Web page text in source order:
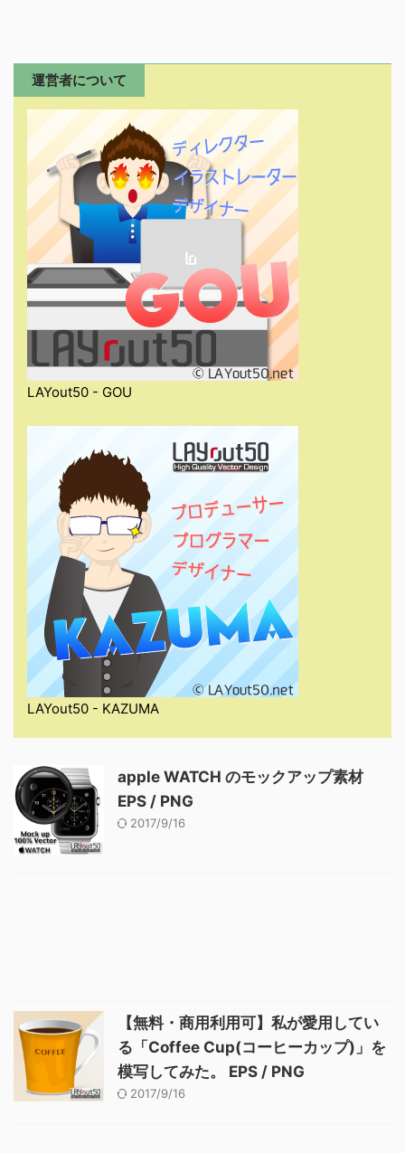
運営者について
LAYout50 - GOU
LAYout50 - KAZUMA
apple WATCH のモックアップ素材
EPS / PNG
2017/9/16
【無料・商用利用可】私が愛用してい
る「Coffee Cup(コーヒーカップ)」を
模写してみた。 EPS / PNG
2017/9/16